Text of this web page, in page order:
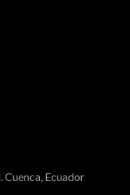
Cuenca, Ecuador